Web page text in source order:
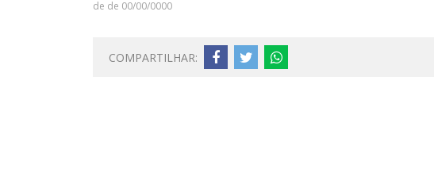
de de 00/00/0000
COMPARTILHAR: